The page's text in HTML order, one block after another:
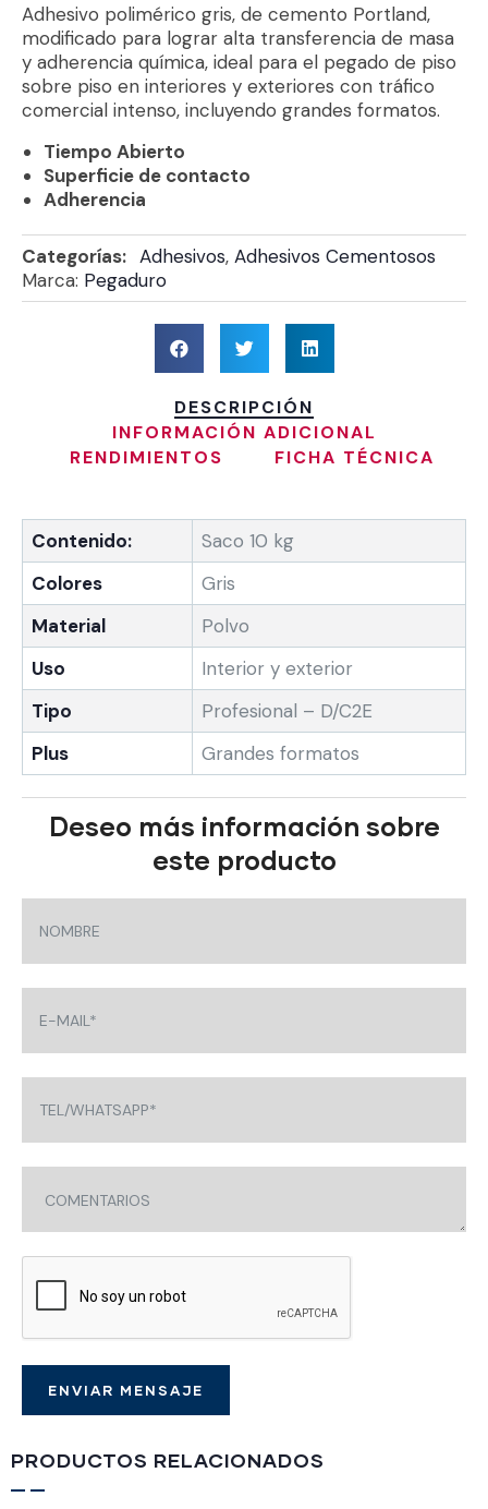
Adhesivo polimérico gris, de cemento Portland,
modificado para lograr alta transferencia de masa
y adherencia química, ideal para el pegado de piso
sobre piso en interiores y exteriores con tráfico
comercial intenso, incluyendo grandes formatos.
Tiempo Abierto
Superficie de contacto
Adherencia
Categorías: Adhesivos, Adhesivos Cementosos
Marca: Pegaduro
DESCRIPCIÓN
INFORMACIÓN ADICIONAL
RENDIMIENTOS
FICHA TÉCNICA
Contenido:
Saco 10 kg
Colores
Gris
Material
Polvo
Uso
Interior y exterior
Tipo
Profesional – D/C2E
Plus
Grandes formatos
Deseo más información sobre
este producto
PRODUCTOS RELACIONADOS